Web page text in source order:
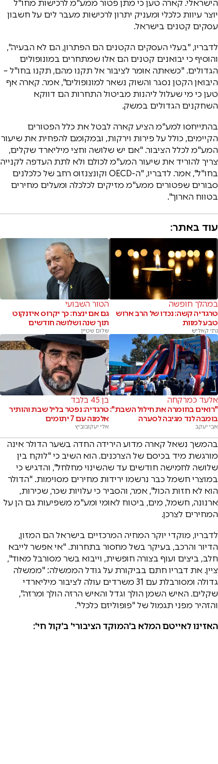
הישראלי. קארה טען כי מתן פטור ממע"מ לרכישות מחו"ל
יוצר עיוות כלכלי ומעניק יתרון לרכישות מעבר לים על חשבון
עסקים קטנים בישראל.
לדבריו, "בעלי העסקים הקטנים הם הפתרון, הם לא הבעיה",
והוסיף כי יבואנים קטנים הם אלו שמתחרים במונופולים
הגדולים. "כשאתה אומר לציבור אל תקנו מהם, תקנו בחו"ל –
היבואן הקטן נסגר והשוק נשאר למונופולים", אמר. קארה אף
טען כי מי שעלול ליהנות מביטול התחרות הם דווקא
השחקנים הגדולים במשק.
בהתייחסו למע"מ הציע קארה לבטל את כלל הפטורים
הקיימים, כולל על פירות וירקות, ובמקומם להפחית את שיעור
המע"מ לכלל הציבור. "אם יש שלושה וחצי מיליארד שקלים,
צריך להוריד את שיעור המע"מ לכולם ולא לתת העדפה לקנייה
בחו"ל", אמר. לדבריו, "ה-OECD וקונצנזוס רחב של כלכלנים
סבורים שפטורים ממע"מ מזיקים לכלכלה ומעלים מחירים
בטווח הארוך".
עוד באתר:
במהלך חופשה
טרגדיה קשה: נכדו של הרב ארוש
טבע למוות
נתי קאליש
הטור השבועי
גם אם ינצח: כך יקרוס איזנקוט
תוך שנה ושלושה חודשים
שלום שטיין
אלעד כמרקחה
"רואים בחומרה את חילול השבת":
בומבה לנד מגיבה לסערה
אבי יעקב
בן 45 בלבד
טרגדיה: נפטר בליל שבת והותיר
אלמנה עם 7 יתומים
אלי יעקובוביץ
בהמשך נשאל קארה מדוע הירידה החדה בשער הדולר אינה
מורגשת מיד בכיסם של הצרכנים. הוא השיב כי "לוקח בין
שלושה לחמישה חודשים עד שהשינוי מחלחל", והדגיש כי
במוצרי חשמל כבר נרשמו ירידות מחירים מסוימות. "הדולר
הוא לא חזות הכול", אמר, והסביר כי עלויות שכר, שכירות,
ארנונה, חשמל, מים, ביטוח לאומי ומע"מ משפיעות גם הן על
המחירים לצרכן.
לדבריו, מוקדי יוקר המחיה המרכזיים בישראל הם המזון,
הדיור והרכב, בעיקר בשל מחסור בתחרות. "אי אפשר לייבא
חלב, ביצים ועוף בצורה חופשית, וייבוא בשר מסורבל מאוד",
ציין. את דבריו חתם בביקורת על גודל הממשלה: "ממשלה
גדולה ומסורבלת עם 31 משרדים עולה לציבור מיליארדי
שקלים. האיש השמן הולך וגדל והאיש הרזה הולך ומרזה",
והזהיר מפני תגמול של "פופוליזם כלכלי".
האזינו לאייטם המלא ב'המוקד הציבורי' ב'קול חי':